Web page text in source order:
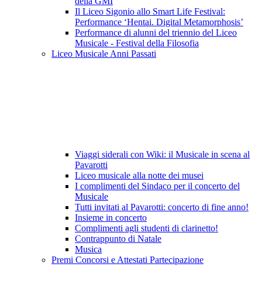
Il Liceo Sigonio allo Smart Life Festival:
Performance ‘Hentai. Digital Metamorphosis’
Performance di alunni del triennio del Liceo
Musicale - Festival della Filosofia
Liceo Musicale Anni Passati
Viaggi siderali con Wiki: il Musicale in scena al
Pavarotti
Liceo musicale alla notte dei musei
I complimenti del Sindaco per il concerto del
Musicale
Tutti invitati al Pavarotti: concerto di fine anno!
Insieme in concerto
Complimenti agli studenti di clarinetto!
Contrappunto di Natale
Musica
Premi Concorsi e Attestati Partecipazione